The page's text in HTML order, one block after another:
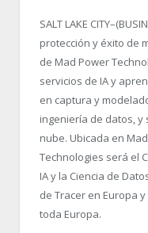
SALT LAKE
protección y éxito de
de Mad Power
servicios de IA y
en captura y
ingeniería de datos, y
nube. Ubicada en
Technologies será el
IA y la Ciencia de
de Tracer en Europa
toda Europa.